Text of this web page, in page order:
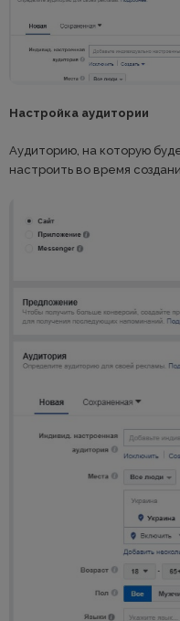
Настройка аудитории
Аудиторию, на которую
настроить во время